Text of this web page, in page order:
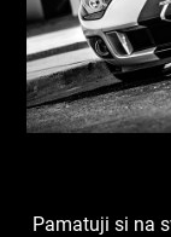
Pamatuji si na